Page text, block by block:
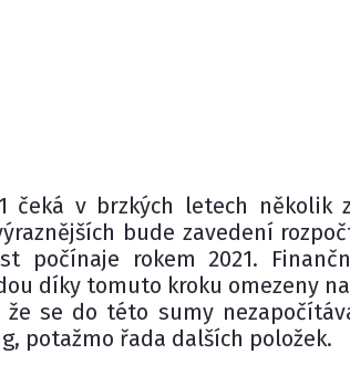
čeká v brzkých letech několik
bude zavedení
počínaje rokem 2021.
díky tomuto kroku omezeny
že se do této sumy
potažmo řada dalších položek.